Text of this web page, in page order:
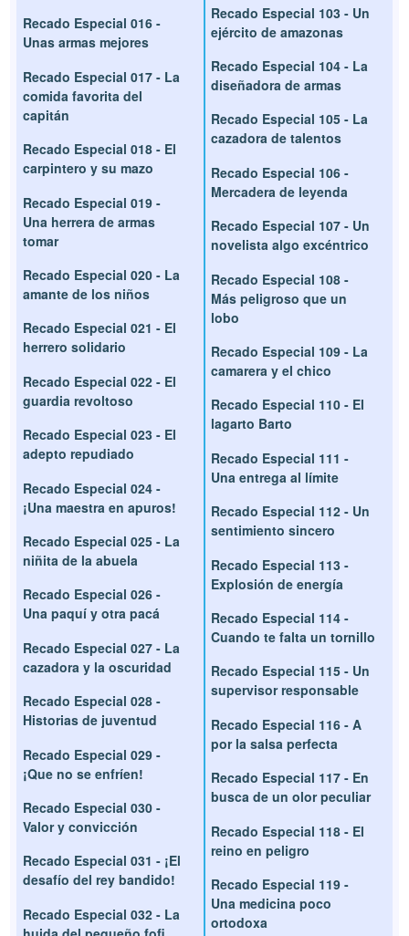
Recado Especial 016 -
Unas armas mejores
Recado Especial 017 - La
comida favorita del
capitán
Recado Especial 018 - El
carpintero y su mazo
Recado Especial 019 -
Una herrera de armas
tomar
Recado Especial 020 - La
amante de los niños
Recado Especial 021 - El
herrero solidario
Recado Especial 022 - El
guardia revoltoso
Recado Especial 023 - El
adepto repudiado
Recado Especial 024 -
¡Una maestra en apuros!
Recado Especial 025 - La
niñita de la abuela
Recado Especial 026 -
Una paquí y otra pacá
Recado Especial 027 - La
cazadora y la oscuridad
Recado Especial 028 -
Historias de juventud
Recado Especial 029 -
¡Que no se enfríen!
Recado Especial 030 -
Valor y convicción
Recado Especial 031 - ¡El
desafío del rey bandido!
Recado Especial 032 - La
Recado Especial 103 - Un
ejército de amazonas
Recado Especial 104 - La
diseñadora de armas
Recado Especial 105 - La
cazadora de talentos
Recado Especial 106 -
Mercadera de leyenda
Recado Especial 107 - Un
novelista algo excéntrico
Recado Especial 108 -
Más peligroso que un
lobo
Recado Especial 109 - La
camarera y el chico
Recado Especial 110 - El
lagarto Barto
Recado Especial 111 -
Una entrega al límite
Recado Especial 112 - Un
sentimiento sincero
Recado Especial 113 -
Explosión de energía
Recado Especial 114 -
Cuando te falta un tornillo
Recado Especial 115 - Un
supervisor responsable
Recado Especial 116 - A
por la salsa perfecta
Recado Especial 117 - En
busca de un olor peculiar
Recado Especial 118 - El
reino en peligro
Recado Especial 119 -
Una medicina poco
ortodoxa